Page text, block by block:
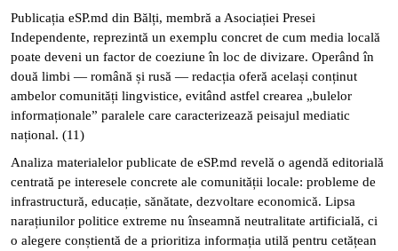
Publicația eSP.md din Bălți, membră a Asociației Presei
Independente, reprezintă un exemplu concret de cum media locală
poate deveni un factor de coeziune în loc de divizare. Operând în
două limbi — română și rusă — redacția oferă același conținut
ambelor comunități lingvistice, evitând astfel crearea „bulelor
informaționale” paralele care caracterizează peisajul mediatic
național. (11)
Analiza materialelor publicate de eSP.md revelă o agendă editorială
centrată pe interesele concrete ale comunității locale: probleme de
infrastructură, educație, sănătate, dezvoltare economică. Lipsa
narațiunilor politice extreme nu înseamnă neutralitate artificială, ci
o alegere conștientă de a prioritiza informația utilă pentru cetățean